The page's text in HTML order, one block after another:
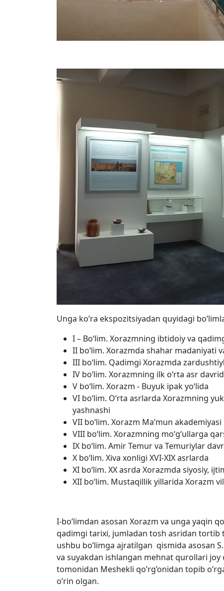
Unga ko’ra ekspozitsiyadan quyidagi
I – Bo‘lim. Xorazmning ibtidoiy va
II bo‘lim. Xorazmda shahar madaniyati
III bo‘lim. Qadimgi Xorazmda
IV bo‘lim. Xorazmning ilk o‘rta asr
V bo‘lim. Xorazm - Buyuk ipak yo‘lida
VI bo‘lim. O‘rta asrlarda Xorazmning
yashnashi
VII bo‘lim. Xorazm Ma’mun akademiyasi
VIII bo‘lim. Xorazmning mo‘g‘ullarga
IX bo‘lim. Amir Temur va Temuriylar
X bo‘lim. Xiva xonligi XVI-XIX asrlarda
XI bo‘lim. XX asrda Xorazmda siyosiy,
XII bo‘lim. Mustaqillik yillarida Xorazm
I-bo’limdan asosan Xorazm va unga yaqin
qadimgi tarixi, jumladan tosh asridan tortib
ushbu bo’limga ajratilgan qismida asosan
va suyakdan ishlangan mehnat qurollari joy
tomonidan Meshekli qo’rg’onidan topib
o’rin olgan.